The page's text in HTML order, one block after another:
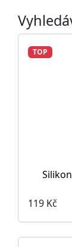
TOP
119 Kč